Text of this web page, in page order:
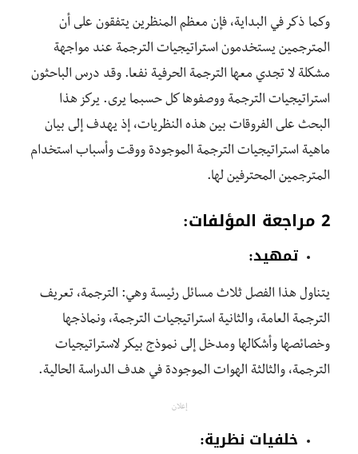
وكما ذكر في البداية، فإن معظم المنظرين يتفقون على أن
المترجمين يستخدمون استراتيجيات الترجمة عند مواجهة
مشكلة لا تجدي معها الترجمة الحرفية نفعا. وقد درس الباحثون
استراتيجيات الترجمة ووصفوها كل حسبما يرى. يركز هذا
البحث على الفروقات بين هذه النظريات، إذ يهدف إلى بيان
ماهية استراتيجيات الترجمة الموجودة ووقت وأسباب استخدام
المترجمين المحترفين لها.
2 مراجعة المؤلفات:
تمهيد:
يتناول هذا الفصل ثلاث مسائل رئيسة وهي: الترجمة، تعريف
الترجمة العامة، والثانية استراتيجيات الترجمة، ونماذجها
وخصائصها وأشكالها ومدخل إلى نموذج بيكر لاستراتيجيات
الترجمة، والثالثة الهوات الموجودة في هدف الدراسة الحالية.
إعلان
خلفيات نظرية: